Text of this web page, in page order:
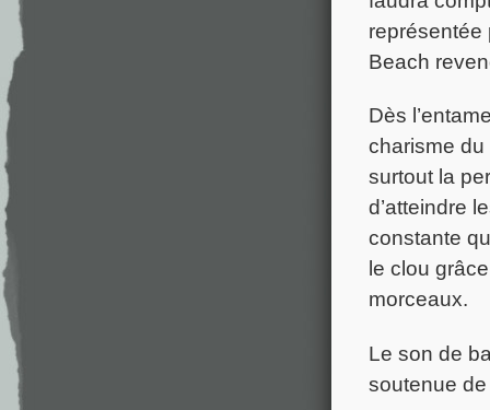
Beach
Dès
charisme du
surtout la
d’atteindre
constante
le clou
morceaux.
Le son de
soutenue de